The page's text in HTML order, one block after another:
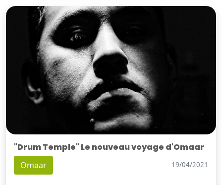
"Drum Temple" Le nouveau voyage d'Omaar
Omaar 19/04/2021